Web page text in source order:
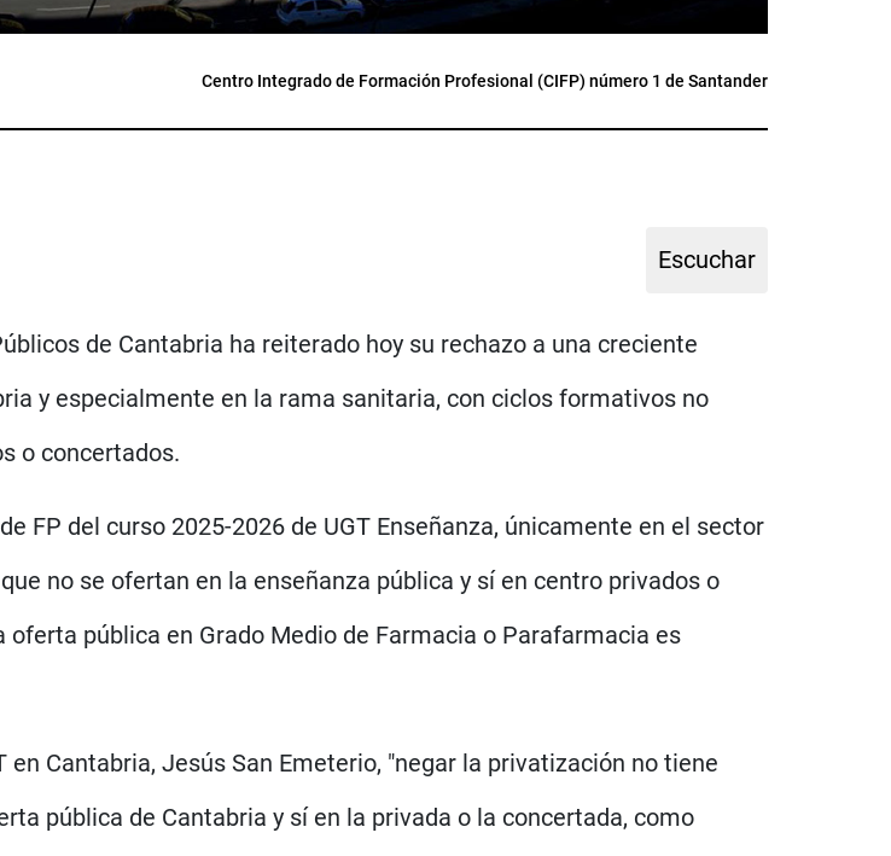
Centro Integrado de Formación Profesional (CIFP) número 1 de Santander
de Cantabria ha reiterado hoy su rechazo a una creciente
y especialmente en la rama sanitaria, con ciclos formativos no
o concertados.
FP del curso 2025-2026 de UGT Enseñanza, únicamente en el sector
no se ofertan en la enseñanza pública y sí en centro privados o
pública en Grado Medio de Farmacia o Parafarmacia es
Cantabria, Jesús San Emeterio, "negar la privatización no tiene
pública de Cantabria y sí en la privada o la concertada, como